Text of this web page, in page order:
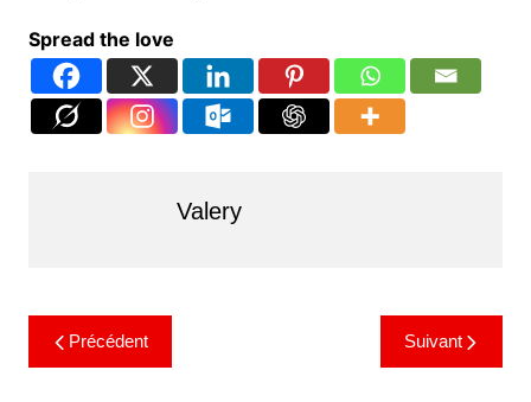
Spread the love
Valery
Précédent Suivant